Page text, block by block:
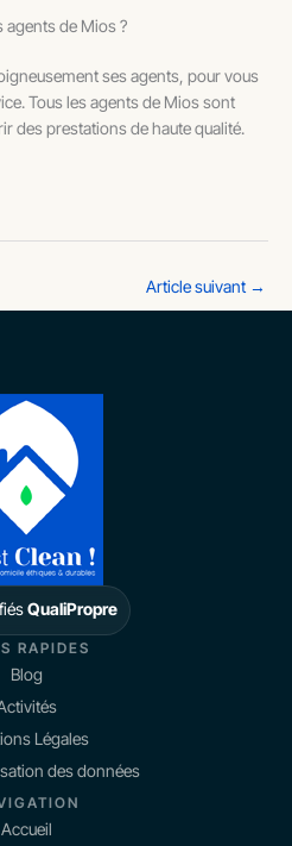
de Mios ?
ses agents, pour vous
Tous les agents de Mios sont
des prestations de haute qualité.
Article suivant →
QualiPropre
RAPIDES
Blog
Légales
des données
Accueil